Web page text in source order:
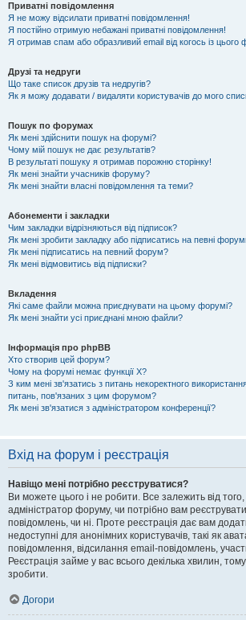
Приватні повідомлення
Я не можу відсилати приватні повідомлення!
Я постійно отримую небажані приватні повідомлення!
Я отримав спам або образливий email від когось із цього
Друзі та недруги
Що таке список друзів та недругів?
Як я можу додавати / видаляти користувачів до мого
Пошук по форумах
Як мені здійснити пошук на форумі?
Чому мій пошук не дає результатів?
В результаті пошуку я отримав порожню сторінку!
Як мені знайти учасників форуму?
Як мені знайти власні повідомлення та теми?
Абонементи і закладки
Чим закладки відрізняються від підписок?
Як мені зробити закладку або підписатись на певні
Як мені підписатись на певний форум?
Як мені відмовитись від підписки?
Вкладення
Які саме файли можна приєднувати на цьому форумі?
Як мені знайти усі приєднані мною файли?
Інформація про phpBB
Хто створив цей форум?
Чому на форумі немає функції X?
З ким мені зв'язатись з питань некоректного
питань, пов'язаних з цим форумом?
Як мені зв'язатися з адміністратором конференції?
Вхід на форум і реєстрація
Навіщо мені потрібно реєструватися?
Ви можете цього і не робити. Все залежить від
адміністратор форуму, чи потрібно вам
повідомлень, чи ні. Проте реєстрація дає вам
недоступні для анонімних користувачів, такі як
повідомлення, відсилання email-повідомлень,
Реєстрація займе у вас всього декілька хвилин,
зробити.
Догори